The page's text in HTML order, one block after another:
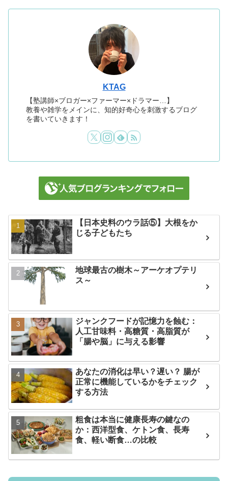
KTAG
【塾講師×ブロガー×ファーマー×ドラマー…】
教養や雑学をメインに、知的好奇心を刺激するブログ
を書いていきます！
【日本史料のウラ話⑤】大根をか
じる子どもたち
地球最古の樹木～アーケオプテリ
ス～
ジャンクフードが記憶力を蝕む：
人工甘味料・高糖質・高脂質が
「腸や脳」に与える影響
あなたの消化は早い？遅い？ 腸が
正常に機能しているかをチェック
する方法
粗食は本当に健康長寿の鍵なの
か：西洋型食、ケトン食、長寿
食、軽い断食…の比較